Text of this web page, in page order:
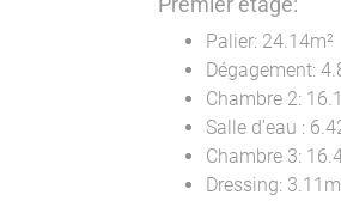
Conclusion
En résumé, cette
confort et respect
cadre naturel
la ville tout en
Palier: 24.14m²
Dégagement:
Chambre 2:
Salle d'eau :
Chambre 3:
Dressing: